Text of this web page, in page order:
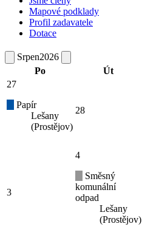
Mapové podklady
Profil zadavatele
Dotace
Srpen2026
Po
Út
27
Papír
Lešany
(Prostějov)
28
3
4
Směsný
komunální
odpad
Lešany
(Prostějov)